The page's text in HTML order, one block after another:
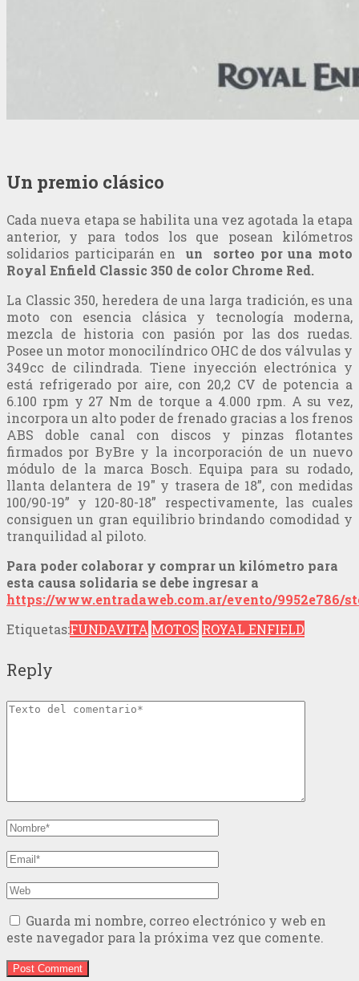
Un premio clásico
Cada nueva etapa se habilita una vez agotada la etapa
anterior, y para todos los que posean kilómetros
solidarios participarán enun sorteo por una moto
Royal Enfield Classic 350 de color Chrome Red.
La Classic 350, heredera de una larga tradición, es una
moto con esencia clásica y tecnología moderna,
mezcla de historia con pasión por las dos ruedas.
Posee un motor monocilíndrico OHC de dos válvulas y
349cc de cilindrada. Tiene inyección electrónica y
está refrigerado por aire, con 20,2 CV de potencia a
6.100 rpm y 27 Nm de torque a 4.000 rpm. A su vez,
incorpora un alto poder de frenado gracias a los frenos
ABS doble canal con discos y pinzas flotantes
firmados por ByBre y la incorporación de un nuevo
módulo de la marca Bosch. Equipa para su rodado,
llanta delantera de 19″ y trasera de 18”, con medidas
100/90-19” y 120-80-18” respectivamente, las cuales
consiguen un gran equilibrio brindando comodidad y
tranquilidad al piloto.
Para poder colaborar y comprar un kilómetro para
esta causa solidaria se debe ingresar a
https://www.entradaweb.com.ar/evento/9952e786/
Etiquetas:FUNDAVITA MOTOS ROYAL ENFIELD
Reply
Guarda mi nombre, correo electrónico y web en
este navegador para la próxima vez que comente.